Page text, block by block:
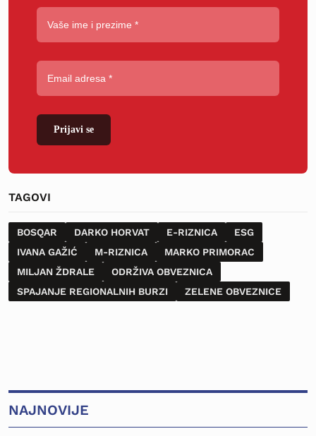
Prijavi se
TAGOVI
BOSQAR DARKO HORVAT E-RIZNICA
ESG
IVANA GAŽIĆ
M-RIZNICA
MARKO PRIMORAC
MILJAN ŽDRALE
ODRŽIVA OBVEZNICA
SPAJANJE REGIONALNIH BURZI
ZELENE OBVEZNICE
NAJNOVIJE